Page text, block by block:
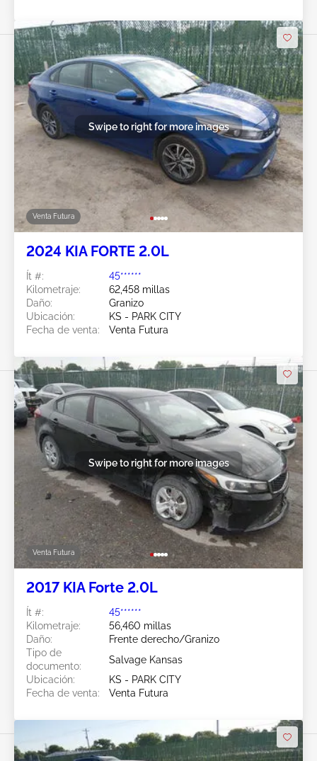
Venta Futura
Swipe to right for more images
2024 KIA FORTE 2.0L
Ít #:
45******
Kilometraje:
62,458 millas
Daño:
Granizo
Ubicación:
KS - PARK CITY
Fecha de venta:
Venta Futura
Venta Futura
Swipe to right for more images
2017 KIA Forte 2.0L
Ít #:
45******
Kilometraje:
56,460 millas
Daño:
Frente derecho/Granizo
Tipo de
documento:
Salvage Kansas
Ubicación:
KS - PARK CITY
Fecha de venta:
Venta Futura